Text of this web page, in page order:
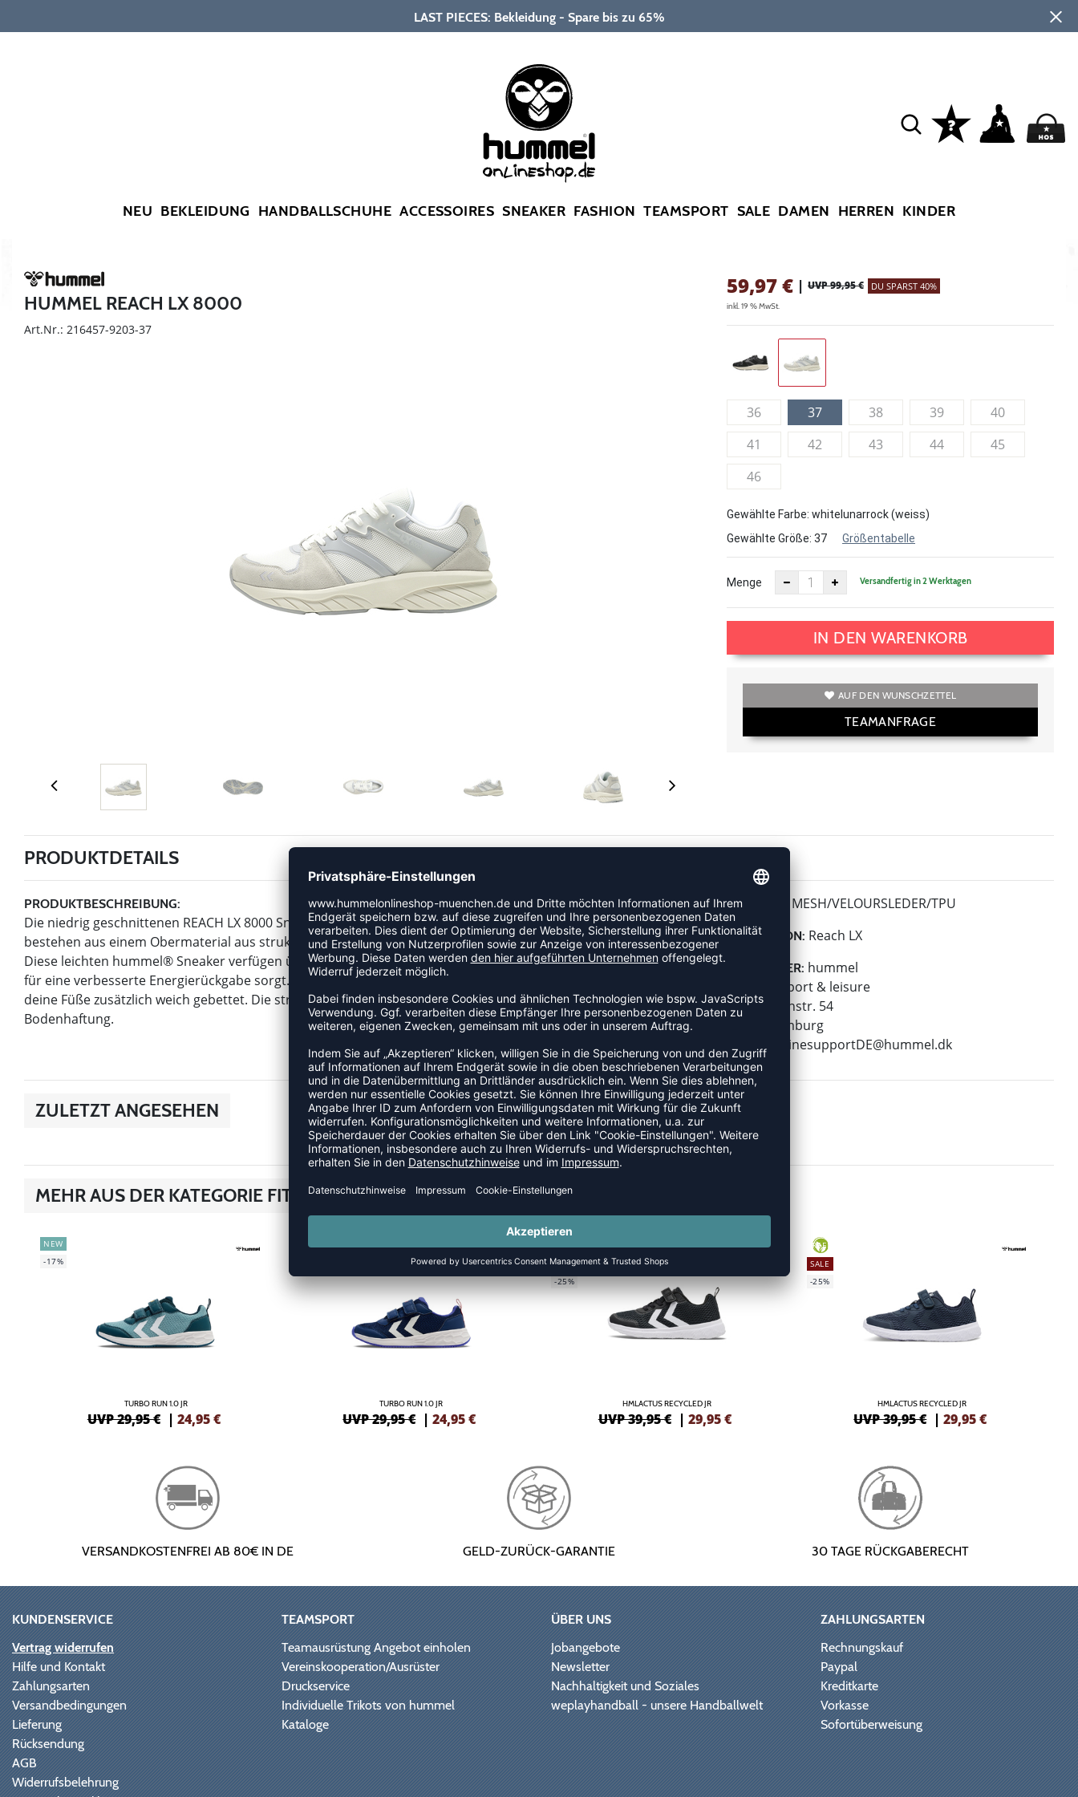
LAST PIECES: Bekleidung - Spare bis zu 65%
NEU BEKLEIDUNG HANDBALLSCHUHE ACCESSOIRES SNEAKER FASHION TEAMSPORT SALE DAMEN HERREN KINDER
HUMMEL REACH LX 8000
Art.Nr.: 216457-9203-37
59,97€ | UVP 99,95 € DU SPARST 40%
inkl. 19 % MwSt.
36 37 38 39
40
41
42 43 44
45
46
Gewählte Farbe: whitelunarrock (weiss)
Gewählte Größe: 37 Größentabelle
Menge Versandfertig in 2 Werktagen
IN DEN WARENKORB
AUF DEN WUNSCHZETTEL
TEAMANFRAGE
PRODUKTDETAILS
PRODUKTBESCHREIBUNG:
Die niedrig geschnittenen REACH LX 8000 Sneaker sind eine moderne Interpretation klassischer Laufschuhe und
bestehen aus einem Obermaterial aus strukturiertem Veloursleder und Mesh für verbesserte Atmungsaktivität.
Diese leichten hummel® Sneaker verfügen über eine dicke Zwischensohle, die mithilfe von REACH-Technologie
für eine verbesserte Energierückgabe sorgt. Dank der integrierten vorgeformten Ortholite® Innensohle sind
deine Füße zusätzlich weich gebettet. Die strapazierfähige Gummiaußensohle garantiert außerdem erhöhte
Bodenhaftung.
MATERIAL: MESH/VELOURSLEDER/TPU
KOLLEKTION: Reach LX
HERSTELLER: hummel
hummel sport & leisure
Leverkusenstr. 54
22761 Hamburg
E-Mail:
onlinesupportDE@hummel.dk
ZULETZT ANGESEHEN
MEHR AUS DER KATEGORIE FITNESSSCHUHE
NEW
-17%
TURBO RUN 1.0 JR
UVP 29,95 € | 24,95€
NEW
TURBO RUN 1.0 JR
UVP 29,95 € |24,95€
GREEN
SALE
-25%
HMLACTUS RECYCLED JR
UVP 39,95 € | 29,95€
GREEN
SALE
-25%
HMLACTUS RECYCLED JR
UVP 39,95 € |29,95€
VERSANDKOSTENFREI AB 80€ IN DE GELD-ZURÜCK-GARANTIE 30 TAGE RÜCKGABERECHT
KUNDENSERVICE
Vertrag widerrufen
Hilfe und Kontakt
Zahlungsarten
Versandbedingungen
Lieferung
Rücksendung
AGB
Widerrufsbelehrung
TEAMSPORT
Teamausrüstung Angebot einholen
Vereinskooperation/Ausrüster
Druckservice
Individuelle Trikots von hummel
Kataloge
ÜBER UNS
Jobangebote
Newsletter
Nachhaltigkeit und Soziales
weplayhandball - unsere Handballwelt
ZAHLUNGSARTEN
Rechnungskauf
Paypal
Kreditkarte
Vorkasse
Sofortüberweisung